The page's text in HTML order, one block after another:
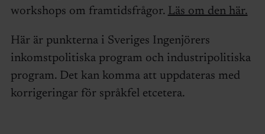
workshops om framtidsfrågor. Läs om den här.
Här är punkterna i Sveriges Ingenjörers
inkomstpolitiska program och industripolitiska
program. Det kan komma att uppdateras med
korrigeringar för språkfel etcetera.